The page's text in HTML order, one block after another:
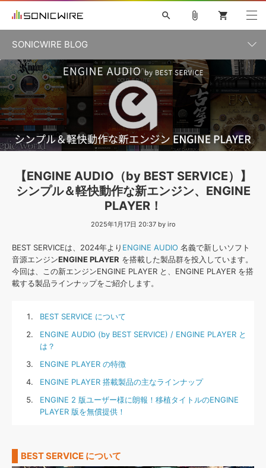
ソフト音源 »
プラグイン・エフェクト »
ソフトウェア／ツール »
効果音 »
キャンペーン »
特集 »
製品サポート情報 »
FAQ »
お問い合わせ »
楽曲配信流通サービス
search
初音ミク V4X 鏡音リン・レン V4X
巡音ルカ V4X
ボーカル抜き出し
MEIKO V3 KAITO V3
MASSIVE
SYLENTH1
VOCALOID
ライセンスフリーBGM
TOONTRACK
サンプルパックを試そう
MUTANT
シネマティック音源特集
EZdrummer2
KOTO NATION
ソフト音源 プラグイン・エフェクト サンプルパック
ソフトウェア／ツール DAW
attach_file shopping_cart
SONICWIRE BLOG
カテゴリ一覧
記事一覧
【ENGINE AUDIO（by BEST SERVICE）】
シンプル＆軽快動作な新エンジン、ENGINE
PLAYER！
2025年1月17日 20:37 by iro
BEST SERVICEは、2024年より ENGINE AUDIO 名義で新しいソフト
音源エンジンENGINE PLAYER を搭載した製品群を投入しています。
今回は、この新エンジンENGINE PLAYER と、ENGINE PLAYER を搭
載する製品ラインナップをご紹介します。
BEST SERVICE について
ENGINE AUDIO (by BEST SERVICE) / ENGINE PLAYER と
は？
ENGINE PLAYER の特徴
ENGINE PLAYER 搭載製品の主なラインナップ
ENGINE 2 版ユーザー様に朗報！移植タイトルのENGINE
PLAYER 版を無償提供！
BEST SERVICE について